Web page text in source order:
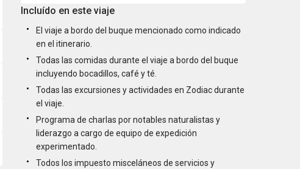
Incluído en este viaje
El viaje a bordo del buque mencionado como indicado
en el itinerario.
Todas las comidas durante el viaje a bordo del buque
incluyendo bocadillos, café y té.
Todas las excursiones y actividades en Zodiac durante
el viaje.
Programa de charlas por notables naturalistas y
liderazgo a cargo de equipo de expedición
experimentado.
Todos los impuesto misceláneos de servicios y